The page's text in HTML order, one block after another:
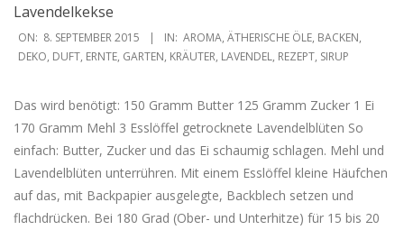
Lavendelkekse
2015-
09-
ON: 8. SEPTEMBER 2015 IN: AROMA, ÄTHERISCHE ÖLE, BACKEN,
DEKO, DUFT, ERNTE, GARTEN, KRÄUTER, LAVENDEL, REZEPT, SIRUP
Das wird benötigt: 150 Gramm Butter 125 Gramm Zucker 1 Ei
170 Gramm Mehl 3 Esslöffel getrocknete Lavendelblüten So
einfach: Butter, Zucker und das Ei schaumig schlagen. Mehl und
Lavendelblüten unterrühren. Mit einem Esslöffel kleine Häufchen
auf das, mit Backpapier ausgelegte, Backblech setzen und
flachdrücken. Bei 180 Grad (Ober- und Unterhitze) für 15 bis 20